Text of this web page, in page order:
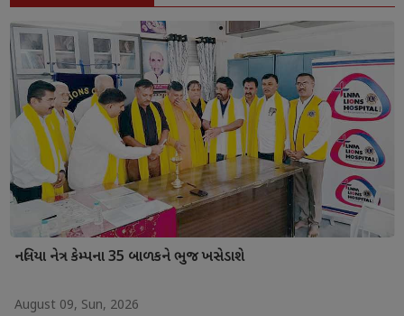
નલિયા નેત્ર કેમ્પના 35 બાળકને ભુજ ખસેડાશે
August 09, Sun, 2026